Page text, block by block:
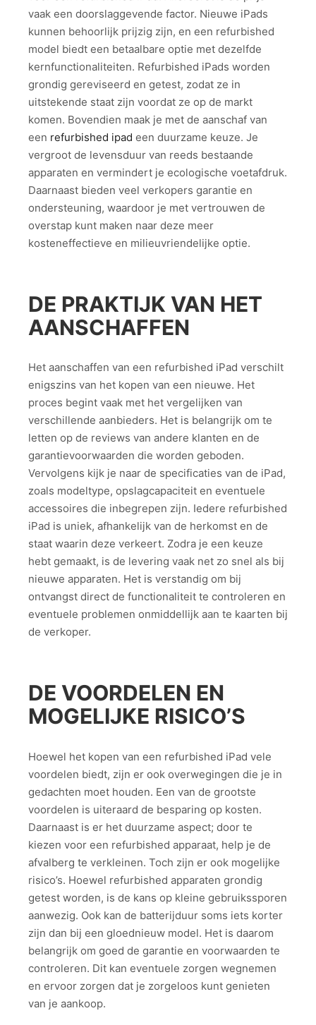
vaak een doorslaggevende factor. Nieuwe iPads
kunnen behoorlijk prijzig zijn, en een refurbished
model biedt een betaalbare optie met dezelfde
kernfunctionaliteiten. Refurbished iPads worden
grondig gereviseerd en getest, zodat ze in
uitstekende staat zijn voordat ze op de markt
komen. Bovendien maak je met de aanschaf van
een refurbished ipad een duurzame keuze. Je
vergroot de levensduur van reeds bestaande
apparaten en vermindert je ecologische voetafdruk.
Daarnaast bieden veel verkopers garantie en
ondersteuning, waardoor je met vertrouwen de
overstap kunt maken naar deze meer
kosteneffectieve en milieuvriendelijke optie.
DE PRAKTIJK VAN HET
AANSCHAFFEN
Het aanschaffen van een refurbished iPad verschilt
enigszins van het kopen van een nieuwe. Het
proces begint vaak met het vergelijken van
verschillende aanbieders. Het is belangrijk om te
letten op de reviews van andere klanten en de
garantievoorwaarden die worden geboden.
Vervolgens kijk je naar de specificaties van de iPad,
zoals modeltype, opslagcapaciteit en eventuele
accessoires die inbegrepen zijn. Iedere refurbished
iPad is uniek, afhankelijk van de herkomst en de
staat waarin deze verkeert. Zodra je een keuze
hebt gemaakt, is de levering vaak net zo snel als bij
nieuwe apparaten. Het is verstandig om bij
ontvangst direct de functionaliteit te controleren en
eventuele problemen onmiddellijk aan te kaarten bij
de verkoper.
DE VOORDELEN EN
MOGELIJKE RISICO’S
Hoewel het kopen van een refurbished iPad vele
voordelen biedt, zijn er ook overwegingen die je in
gedachten moet houden. Een van de grootste
voordelen is uiteraard de besparing op kosten.
Daarnaast is er het duurzame aspect; door te
kiezen voor een refurbished apparaat, help je de
afvalberg te verkleinen. Toch zijn er ook mogelijke
risico’s. Hoewel refurbished apparaten grondig
getest worden, is de kans op kleine gebruikssporen
aanwezig. Ook kan de batterijduur soms iets korter
zijn dan bij een gloednieuw model. Het is daarom
belangrijk om goed de garantie en voorwaarden te
controleren. Dit kan eventuele zorgen wegnemen
en ervoor zorgen dat je zorgeloos kunt genieten
van je aankoop.